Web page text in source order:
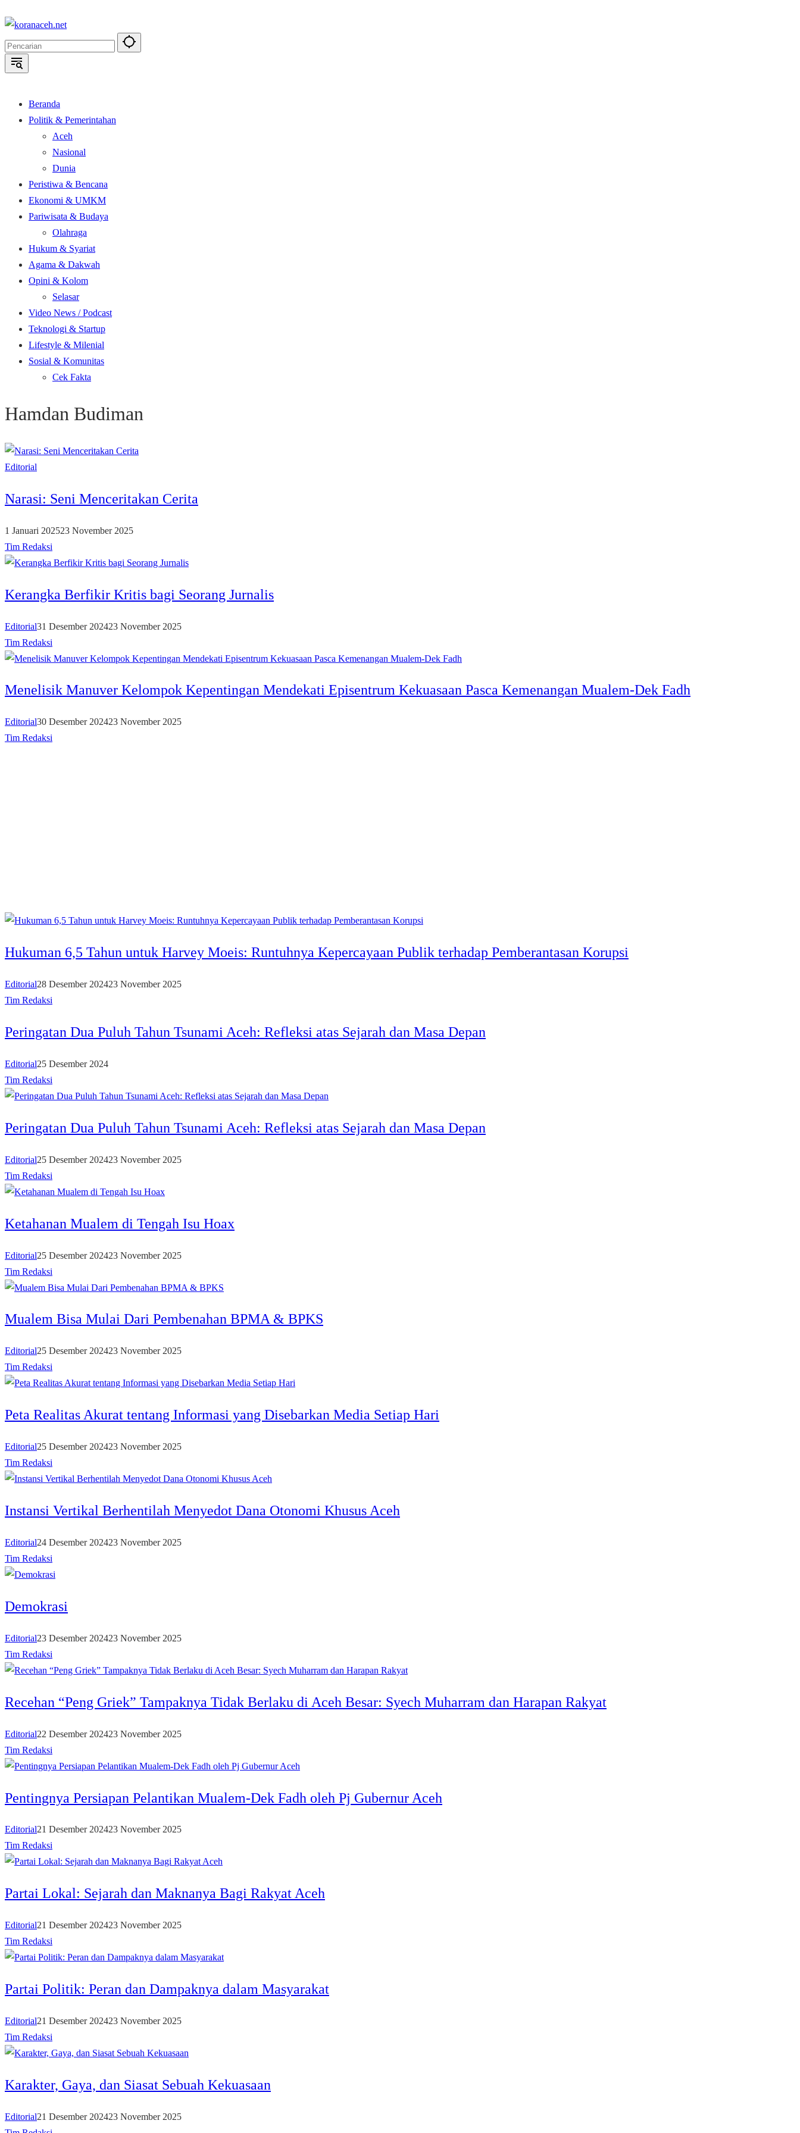
ke
konten
Beranda
Politik & Pemerintahan
Aceh
Nasional
Dunia
Peristiwa & Bencana
Ekonomi & UMKM
Pariwisata & Budaya
Olahraga
Hukum & Syariat
Agama & Dakwah
Opini & Kolom
Selasar
Video News / Podcast
Teknologi & Startup
Lifestyle & Milenial
Sosial & Komunitas
Cek Fakta
Hamdan Budiman
Editorial
Narasi: Seni Menceritakan Cerita
1 Januari 202523 November 2025
Tim Redaksi
Kerangka Berfikir Kritis bagi Seorang Jurnalis
Editorial31 Desember 202423 November 2025
Tim Redaksi
Menelisik Manuver Kelompok Kepentingan Mendekati Episentrum Kekuasaan Pasca Kemenangan Mualem-Dek Fadh
Editorial30 Desember 202423 November 2025
Tim Redaksi
Hukuman 6,5 Tahun untuk Harvey Moeis: Runtuhnya Kepercayaan Publik terhadap Pemberantasan Korupsi
Editorial28 Desember 202423 November 2025
Tim Redaksi
Peringatan Dua Puluh Tahun Tsunami Aceh: Refleksi atas Sejarah dan Masa Depan
Editorial25 Desember 2024
Tim Redaksi
Peringatan Dua Puluh Tahun Tsunami Aceh: Refleksi atas Sejarah dan Masa Depan
Editorial25 Desember 202423 November 2025
Tim Redaksi
Ketahanan Mualem di Tengah Isu Hoax
Editorial25 Desember 202423 November 2025
Tim Redaksi
Mualem Bisa Mulai Dari Pembenahan BPMA & BPKS
Editorial25 Desember 202423 November 2025
Tim Redaksi
Peta Realitas Akurat tentang Informasi yang Disebarkan Media Setiap Hari
Editorial25 Desember 202423 November 2025
Tim Redaksi
Instansi Vertikal Berhentilah Menyedot Dana Otonomi Khusus Aceh
Editorial24 Desember 202423 November 2025
Tim Redaksi
Demokrasi
Editorial23 Desember 202423 November 2025
Tim Redaksi
Recehan “Peng Griek” Tampaknya Tidak Berlaku di Aceh Besar: Syech Muharram dan Harapan Rakyat
Editorial22 Desember 202423 November 2025
Tim Redaksi
Pentingnya Persiapan Pelantikan Mualem-Dek Fadh oleh Pj Gubernur Aceh
Editorial21 Desember 202423 November 2025
Tim Redaksi
Partai Lokal: Sejarah dan Maknanya Bagi Rakyat Aceh
Editorial21 Desember 202423 November 2025
Tim Redaksi
Partai Politik: Peran dan Dampaknya dalam Masyarakat
Editorial21 Desember 202423 November 2025
Tim Redaksi
Karakter, Gaya, dan Siasat Sebuah Kekuasaan
Editorial21 Desember 202423 November 2025